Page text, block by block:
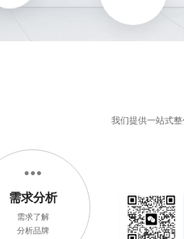
我们提供一站式
需求分析
需求了解
分析品牌